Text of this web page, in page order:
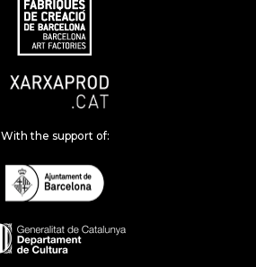
With the support of: